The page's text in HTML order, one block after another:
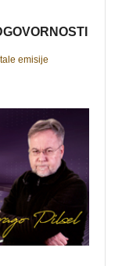
emisije